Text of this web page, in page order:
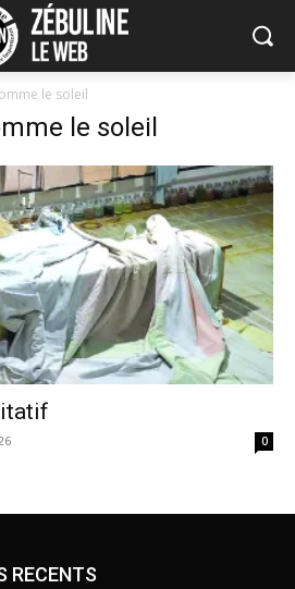
le soleil
le soleil
0
RECENTS